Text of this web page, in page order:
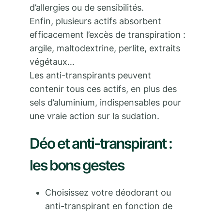
d’allergies ou de sensibilités.
Enfin, plusieurs actifs absorbent
efficacement l’excès de transpiration :
argile, maltodextrine, perlite, extraits
végétaux…
Les anti-transpirants peuvent
contenir tous ces actifs, en plus des
sels d’aluminium, indispensables pour
une vraie action sur la sudation.
Déo et anti-transpirant :
les bons gestes
Choisissez votre déodorant ou
anti-transpirant en fonction de